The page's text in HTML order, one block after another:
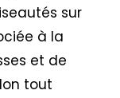
sur
à la
et de
tout